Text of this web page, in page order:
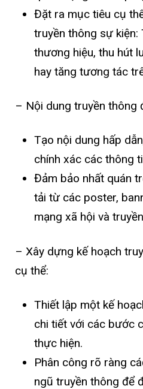
Đặt ra mục tiêu cụ
truyền thông sự kiện:
thương hiệu, thu hút
hay tăng tương tác
– Nội dung truyền thông
Tạo nội dung hấp
chính xác các thông
Đảm bảo nhất quán
tải từ các poster,
mạng xã hội và
– Xây dựng kế hoạch
cụ thể:
Thiết lập một kế
chi tiết với các bước
thực hiện.
Phân công rõ ràng
ngũ truyền thông để